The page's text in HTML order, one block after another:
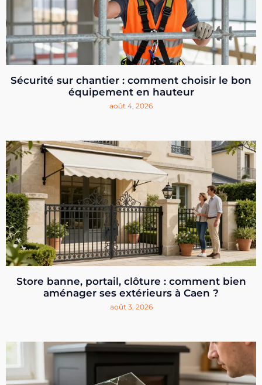
Sécurité sur chantier : comment choisir le bon
équipement en hauteur
août 4, 2026
Store banne, portail, clôture : comment bien
aménager ses extérieurs à Caen ?
août 3, 2026